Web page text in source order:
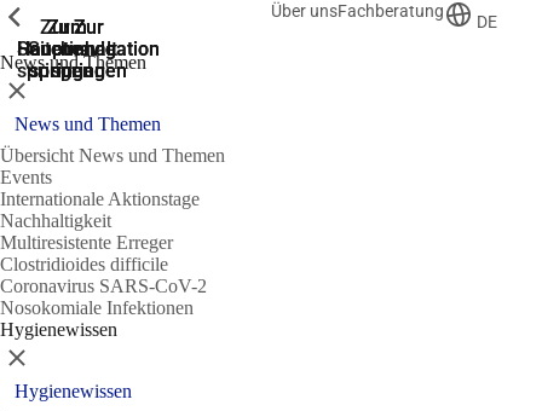
Zur
Suche
springen
Zur
Hauptnavigation
springen
Zur
Hauptnavigation
springen
Zum
Hauptinhalt
springen
Zum
Seitenende
springen
Über unsFachberatung
DE
News und Themen
Zeige vorherige
Schließen
News und Themen
Übersicht News und Themen
Events
Internationale Aktionstage
Nachhaltigkeit
Multiresistente Erreger
Clostridioides difficile
Coronavirus SARS-CoV-2
Nosokomiale Infektionen
Hygienewissen
Zeige vorherige
Schließen
Hygienewissen
Zeige vorherige